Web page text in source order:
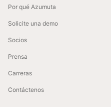
Por qué Azumuta
Solicite una demo
Socios
Prensa
Carreras
Contáctenos